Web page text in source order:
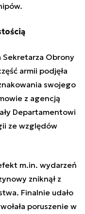
Sekretarza Obrony
armii podjęła
swojego
z agencją
Departamentowi
ze względów
m.in. wydarzeń
zniknął z
Finalnie udało
poruszenie w